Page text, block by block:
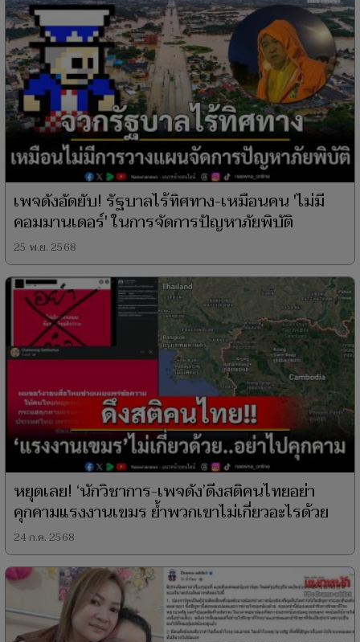
เพจดังอัดยับ! รัฐบาลไร้ทิศทาง-เหมือนคน 'ไม่มี
คอมมานเดอร์' ในการจัดการปัญหาภัยพิบัติ
25 พ.ย. 2568
หยุดเลย! ‘นักวิชาการ-เพจดัง’ดีงสติคนไทยอย่า
คุกคามแรงงานเขมร ย้ำพวกเขาไม่เกี่ยวอะไรด้วย
24 ก.ค. 2568